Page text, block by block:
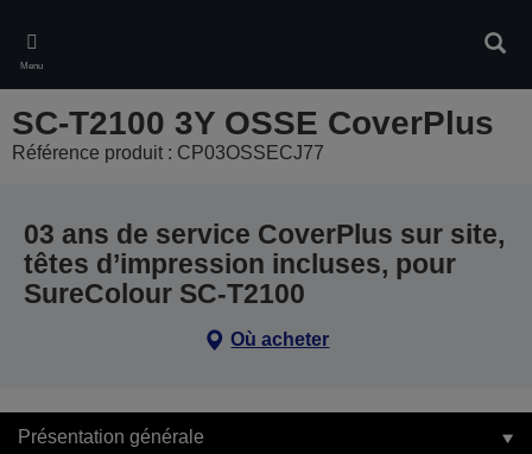
main
content
Menu
SC-T2100 3Y OSSE CoverPlus
Référence produit : CP03OSSECJ77
03 ans de service CoverPlus sur site,
têtes d’impression incluses, pour
SureColour SC-T2100
Où acheter
Présentation générale